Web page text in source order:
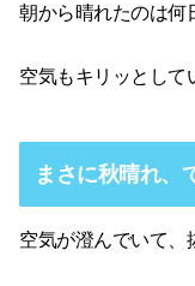
朝から晴れたのは何
空気もキリッとして
まさに秋晴れ、
空気が澄んでいて、